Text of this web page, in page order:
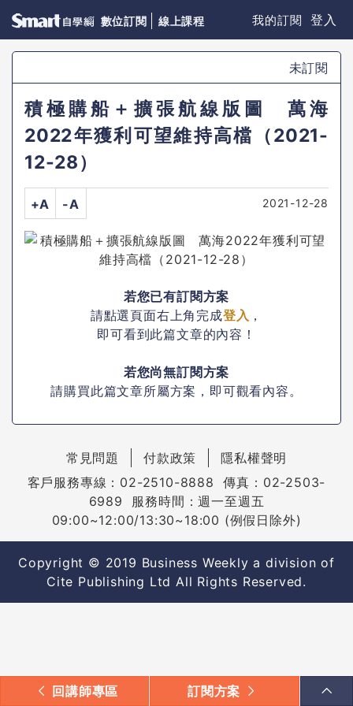
數位訂閱 線上課程 我的訂閱 登入
未訂閱
積極購船＋擴張航線版圖 萬海
2022年獲利可望維持高檔（2021-
12-28）
+A -A 2021-12-28
若您已有訂閱方案
請點選頁面右上角完成登入 ，
即可看到此篇文章的內容！
若您尚無訂閱方案
請購買此篇文章所屬方案，即可觀看內容。
回講師專區 訂閱方案
常見問題 付款政策
隱私權聲明
客戶服務專線：02-2510-8888 傳真：02-2503-
6989 服務時間：週一至週五
09:00~12:00/13:30~18:00 (例假日除外)
Copyright © 2019 Business Weekly a division of
Cite Publishing Ltd All Rights Reserved.